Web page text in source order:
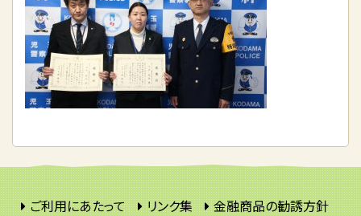
ご利用にあたって リンク集
金融商品の勧誘方針